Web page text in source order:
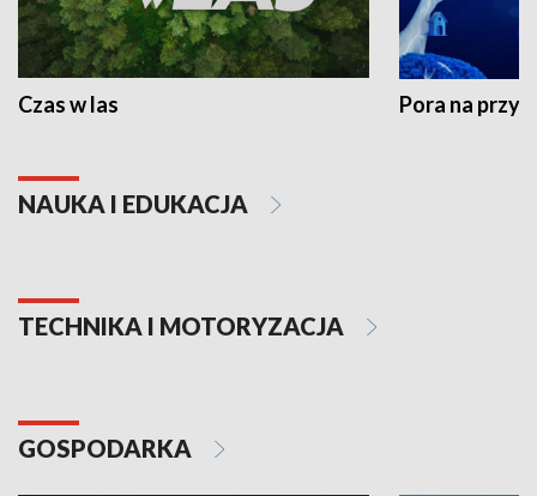
Czas w las Pora na
NAUKA I EDUKACJA
TECHNIKA I MOTORYZACJA
GOSPODARKA